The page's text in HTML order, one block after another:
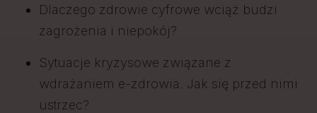
Dlaczego zdrowie cyfrowe wciąż budzi
zagrożenia i niepokój?
Sytuacje kryzysowe związane z
wdrażaniem e-zdrowia. Jak się przed nimi
ustrzec?